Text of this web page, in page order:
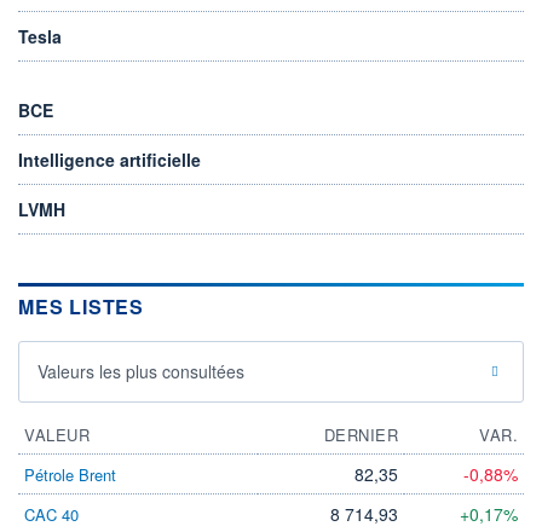
Tesla
BCE
Intelligence artificielle
LVMH
MES LISTES
Valeurs les plus consultées
VALEUR DERNIER
VAR.
Pétrole Brent
82,35 -0,88%
CAC 40 8 714,93 +0,17%